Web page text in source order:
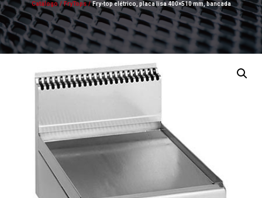
Catálogo / FryTops / Fry-top elétrico, placa lisa 400×510 mm, bancada